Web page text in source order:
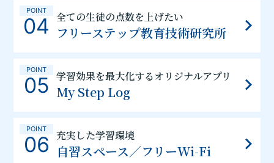
POINT
04 全ての生徒の点数を上げたい
フリーステップ教育技術研究所
POINT
05 学習効果を最大化するオリジナルアプリ
My Step Log
POINT
06 充実した学習環境
自習スペース／フリーWi-Fi